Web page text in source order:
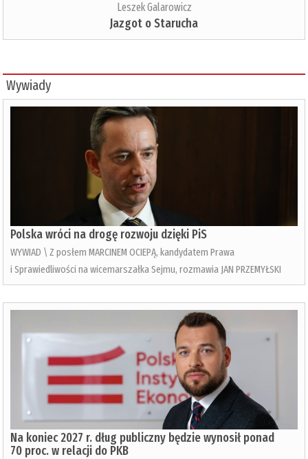
Leszek Galarowicz
Jazgot o Starucha
Wywiady
Polska wróci na drogę rozwoju dzięki PiS
WYWIAD \ Z posłem MARCINEM OCIEPĄ, kandydatem Prawa
i Sprawiedliwości na wicemarszałka Sejmu, rozmawia JAN PRZEMYŁSKI
Na koniec 2027 r. dług publiczny będzie wynosił ponad
70 proc. w relacji do PKB